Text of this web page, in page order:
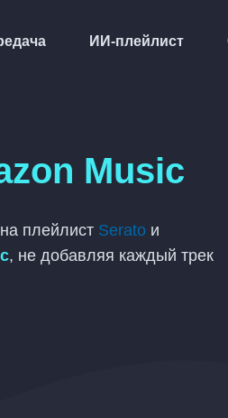
ИИ-плейлист
Music
плейлист Serato и
, не добавляя каждый трек